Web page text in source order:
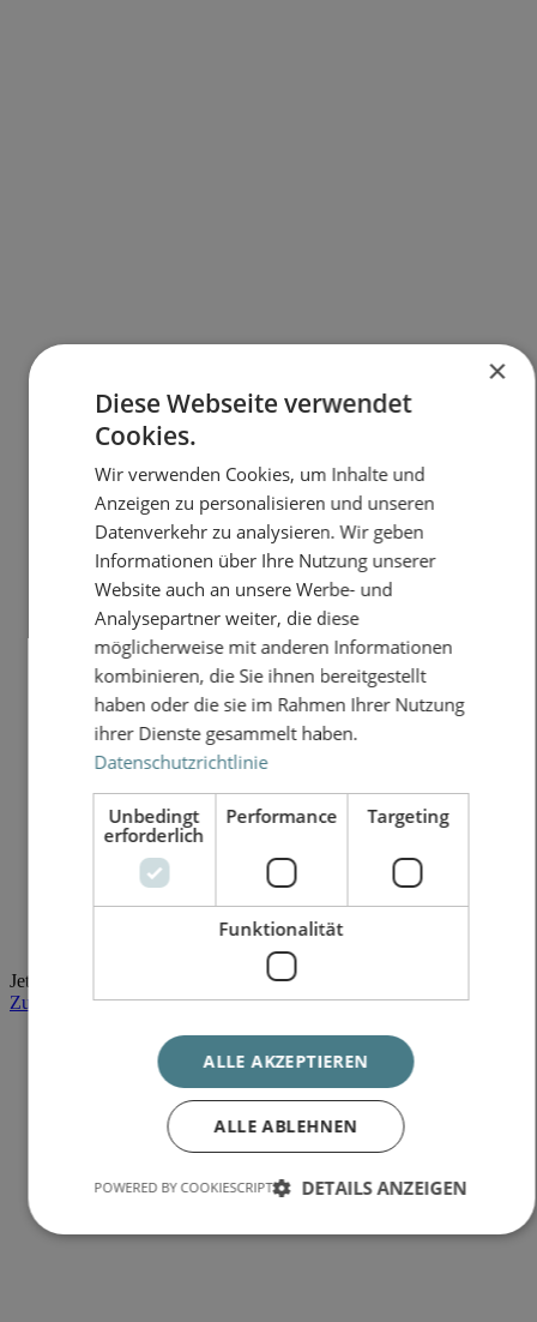
Jetzt Exposé anfordern!
Zum Kontaktformular
×
Diese Webseite verwendet
Cookies.
Wir verwenden Cookies, um Inhalte und
Anzeigen zu personalisieren und unseren
Datenverkehr zu analysieren. Wir geben
Informationen über Ihre Nutzung unserer
Website auch an unsere Werbe- und
Analysepartner weiter, die diese
möglicherweise mit anderen Informationen
kombinieren, die Sie ihnen bereitgestellt
haben oder die sie im Rahmen Ihrer Nutzung
ihrer Dienste gesammelt haben.
Datenschutzrichtlinie
Unbedingt
erforderlich
Performance Targeting
Funktionalität
ALLE AKZEPTIEREN
ALLE ABLEHNEN
DETAILS ANZEIGEN
POWERED BY COOKIESCRIPT